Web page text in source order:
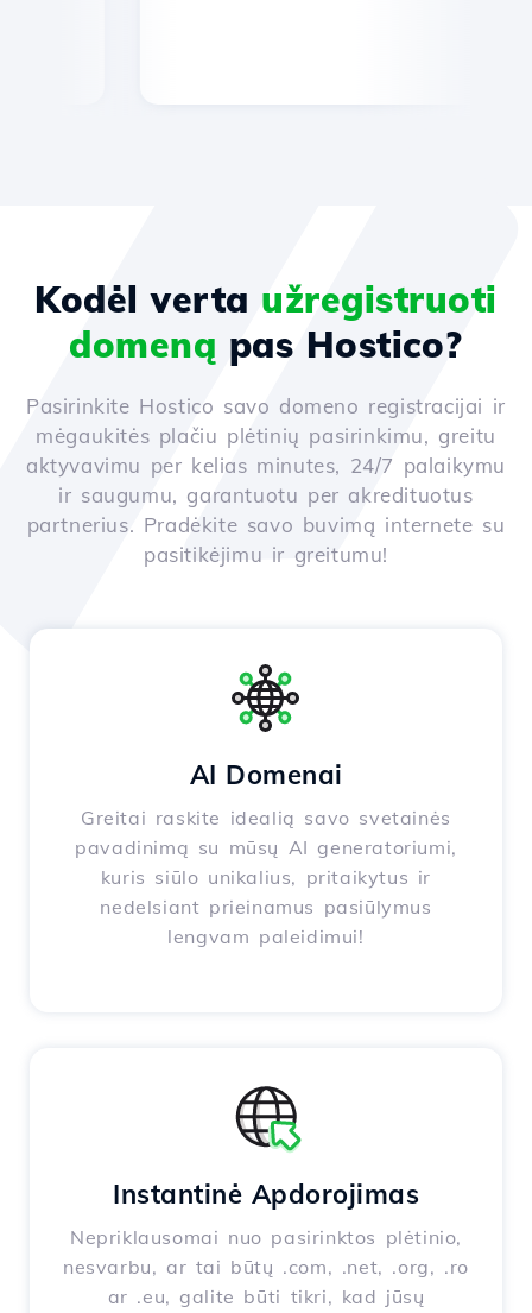
Kodėl verta užregistruoti
domeną pas Hostico?
Pasirinkite Hostico savo domeno registracijai ir
mėgaukitės plačiu plėtinių pasirinkimu, greitu
aktyvavimu per kelias minutes, 24/7 palaikymu
ir saugumu, garantuotu per akredituotus
partnerius. Pradėkite savo buvimą internete su
pasitikėjimu ir greitumu!
AI Domenai
Greitai raskite idealią savo svetainės
pavadinimą su mūsų AI generatoriumi,
kuris siūlo unikalius, pritaikytus ir
nedelsiant prieinamus pasiūlymus
lengvam paleidimui!
Instantinė Apdorojimas
Nepriklausomai nuo pasirinktos plėtinio,
nesvarbu, ar tai būtų .com, .net, .org, .ro
ar .eu, galite būti tikri, kad jūsų